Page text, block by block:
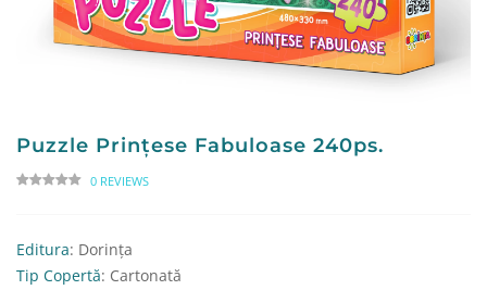
Puzzle Prințese Fabuloase 240ps.
0 REVIEWS
Editura: Dorința
Tip Copertă: Cartonată